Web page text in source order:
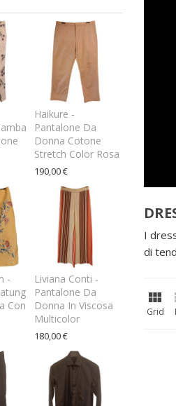
Haikure -
Pantalone Da
Donna Cotone
Stretch Color Rosa
190,00 €
-
Con
Liviana Conti -
Pantalone Da
Donna In Viscosa
Multicolor
180,00 €
I
di

Grid